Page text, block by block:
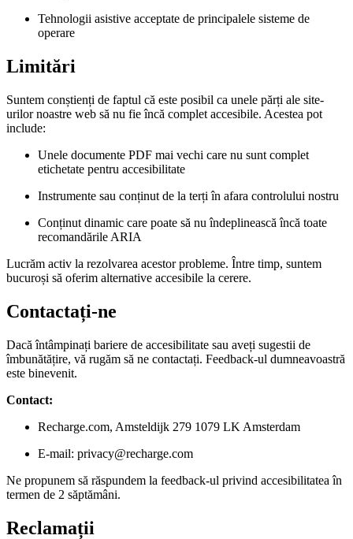
Tehnologii asistive acceptate de principalele sisteme de
operare
Limitări
Suntem conștienți de faptul că este posibil ca unele părți ale site-
urilor noastre web să nu fie încă complet accesibile. Acestea pot
include:
Unele documente PDF mai vechi care nu sunt complet
etichetate pentru accesibilitate
Instrumente sau conținut de la terți în afara controlului nostru
Conținut dinamic care poate să nu îndeplinească încă toate
recomandările ARIA
Lucrăm activ la rezolvarea acestor probleme. Între timp, suntem
bucuroși să oferim alternative accesibile la cerere.
Contactați-ne
Dacă întâmpinați bariere de accesibilitate sau aveți sugestii de
îmbunătățire, vă rugăm să ne contactați. Feedback-ul dumneavoastră
este binevenit.
Contact:
Recharge.com, Amsteldijk 279 1079 LK Amsterdam
E-mail: privacy@recharge.com
Ne propunem să răspundem la feedback-ul privind accesibilitatea în
termen de 2 săptămâni.
Reclamații